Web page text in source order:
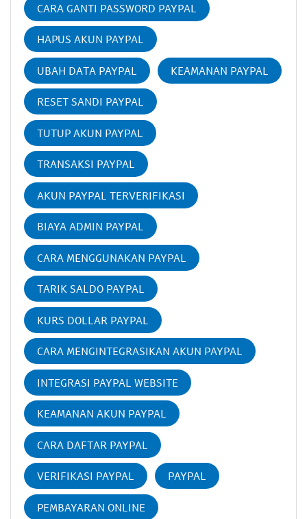
CARA GANTI PASSWORD PAYPAL
HAPUS AKUN PAYPAL
UBAH DATA PAYPAL KEAMANAN PAYPAL
RESET SANDI PAYPAL
TUTUP AKUN PAYPAL
TRANSAKSI PAYPAL
AKUN PAYPAL TERVERIFIKASI
BIAYA ADMIN PAYPAL
CARA MENGGUNAKAN PAYPAL
TARIK SALDO PAYPAL
KURS DOLLAR PAYPAL
CARA MENGINTEGRASIKAN AKUN PAYPAL
INTEGRASI PAYPAL WEBSITE
KEAMANAN AKUN PAYPAL
CARA DAFTAR PAYPAL
VERIFIKASI PAYPAL PAYPAL
PEMBAYARAN ONLINE